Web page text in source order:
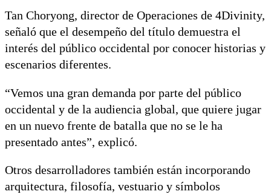
Tan Choryong, director de Operaciones de 4Divinity,
señaló que el desempeño del título demuestra el
interés del público occidental por conocer historias y
escenarios diferentes.
“Vemos una gran demanda por parte del público
occidental y de la audiencia global, que quiere jugar
en un nuevo frente de batalla que no se le ha
presentado antes”, explicó.
Otros desarrolladores también están incorporando
arquitectura, filosofía, vestuario y símbolos